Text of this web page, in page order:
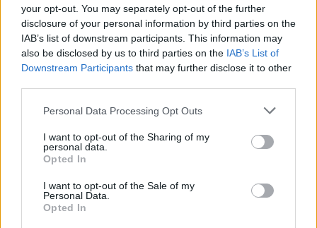
your opt-out. You may separately opt-out of the further
disclosure of your personal information by third parties on the
IAB’s list of downstream participants. This information may
also be disclosed by us to third parties on the IAB’s List of
Downstream Participants that may further disclose it to other
Please note that this website/app uses one or more Google
not limited to your visit or usage behaviour. You may click to
grant or deny consent to Google and its third-party tags to
use your data for below specified purposes in below Google
consent section.
Personal Data Processing Opt Outs
I want to opt-out of the Sharing of my
personal data.
Opted In
I want to opt-out of the Sale of my
Personal Data.
Opted In
2 nap 9 óra 41 perc 54 másodperc
AC Milan vs Manchester United2026-08-15 18:00
Támogatás
Támogasd adományoddal
a ManUtdFanatics.hu működését!